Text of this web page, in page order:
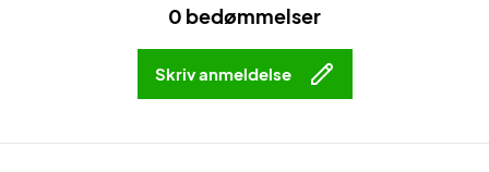
0 bedømmelser
Skriv anmeldelse